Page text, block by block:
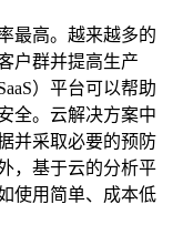
最高。越来越多的
户群并提高生产
）平台可以帮助
全。云解决方案中
并采取必要的预防
，基于云的分析平
使用简单、成本低